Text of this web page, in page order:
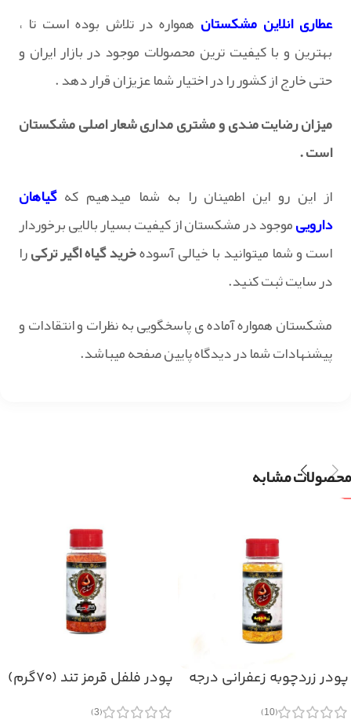
عطاری انلاین مشکستان همواره در تلاش بوده است تا ،
بهترین و با کیفیت ترین محصولات موجود در بازار ایران و
حتی خارج از کشور را در اختیار شما عزیزان قرار دهد .
میزان رضایت مندی و مشتری مداری شعار اصلی مشکستان
است .
از این رو این اطمینان را به شما میدهیم که گیاهان
داروییموجود در مشکستان از کیفیت بسیار بالایی برخوردار
است و شما میتوانید با خیالی آسودهخرید گیاه اگیر ترکیرا
در سایت ثبت کنید.
مشکستان همواره آماده ی پاسخگویی به نظرات و انتقادات و
پیشنهادات شما در دیدگاه پایین صفحه میباشد.
محصولات مشابه
پودر زردچوبه زعفرانی درجه
(10)
پودر فلفل قرمز تند (۷۰گرم)
(3)